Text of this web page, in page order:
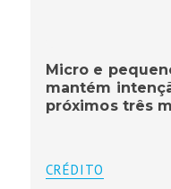
Micro e
mantém
próximos três
CRÉDITO